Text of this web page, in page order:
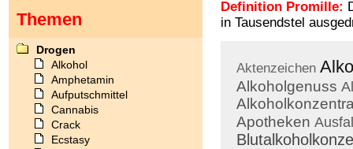
Definition Promille:
in Tausendstel
Aktenzeichen
Alkoholgenuss
Apotheken
Themen
Drogen
Alkohol
Amphetamin
Aufputschmittel
Cannabis
Crack
Ecstasy